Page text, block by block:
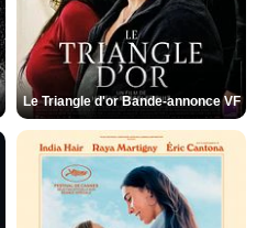
Le Triangle d'or Bande-annonce VF